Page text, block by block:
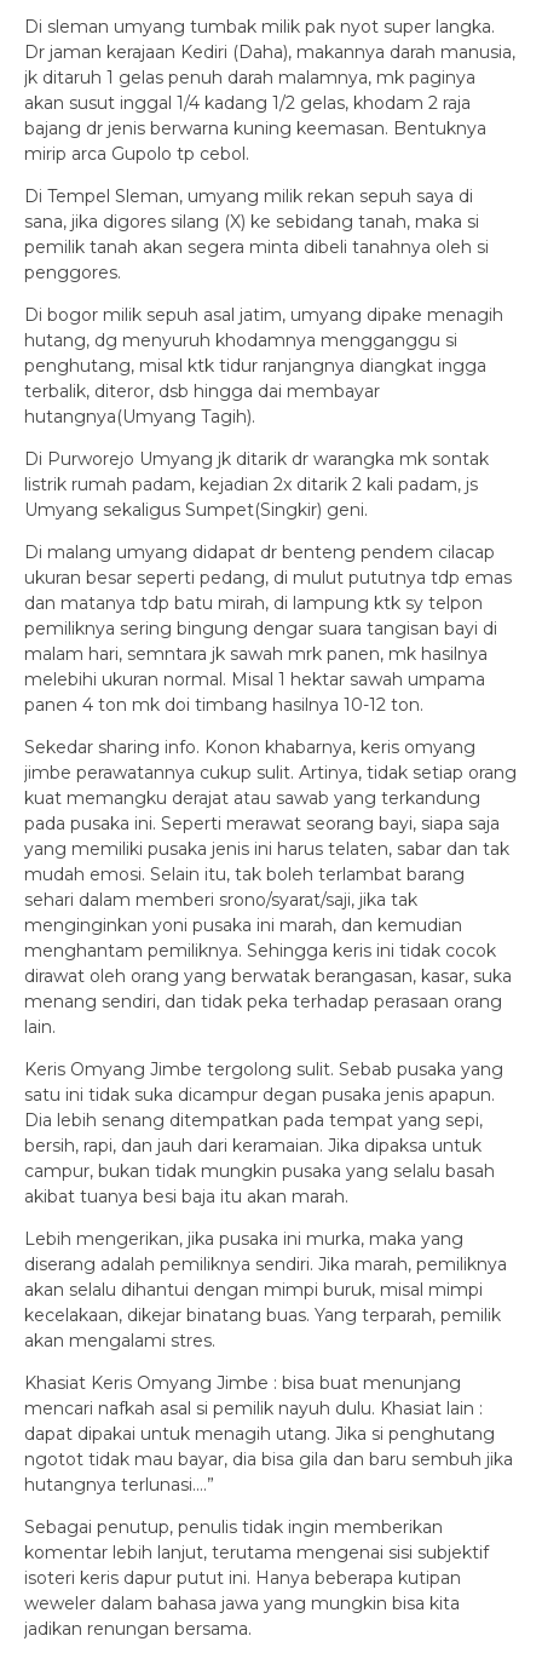
Di sleman umyang tumbak milik pak nyot super langka.
Dr jaman kerajaan Kediri (Daha), makannya darah manusia,
jk ditaruh 1 gelas penuh darah malamnya, mk paginya
akan susut inggal 1/4 kadang 1/2 gelas, khodam 2 raja
bajang dr jenis berwarna kuning keemasan. Bentuknya
mirip arca Gupolo tp cebol.
Di Tempel Sleman, umyang milik rekan sepuh saya di
sana, jika digores silang (X) ke sebidang tanah, maka si
pemilik tanah akan segera minta dibeli tanahnya oleh si
penggores.
Di bogor milik sepuh asal jatim, umyang dipake menagih
hutang, dg menyuruh khodamnya mengganggu si
penghutang, misal ktk tidur ranjangnya diangkat ingga
terbalik, diteror, dsb hingga dai membayar
hutangnya(Umyang Tagih).
Di Purworejo Umyang jk ditarik dr warangka mk sontak
listrik rumah padam, kejadian 2x ditarik 2 kali padam, js
Umyang sekaligus Sumpet(Singkir) geni.
Di malang umyang didapat dr benteng pendem cilacap
ukuran besar seperti pedang, di mulut pututnya tdp emas
dan matanya tdp batu mirah, di lampung ktk sy telpon
pemiliknya sering bingung dengar suara tangisan bayi di
malam hari, semntara jk sawah mrk panen, mk hasilnya
melebihi ukuran normal. Misal 1 hektar sawah umpama
panen 4 ton mk doi timbang hasilnya 10-12 ton.
Sekedar sharing info. Konon khabarnya, keris omyang
jimbe perawatannya cukup sulit. Artinya, tidak setiap orang
kuat memangku derajat atau sawab yang terkandung
pada pusaka ini. Seperti merawat seorang bayi, siapa saja
yang memiliki pusaka jenis ini harus telaten, sabar dan tak
mudah emosi. Selain itu, tak boleh terlambat barang
sehari dalam memberi srono/syarat/saji, jika tak
menginginkan yoni pusaka ini marah, dan kemudian
menghantam pemiliknya. Sehingga keris ini tidak cocok
dirawat oleh orang yang berwatak berangasan, kasar, suka
menang sendiri, dan tidak peka terhadap perasaan orang
lain.
Keris Omyang Jimbe tergolong sulit. Sebab pusaka yang
satu ini tidak suka dicampur degan pusaka jenis apapun.
Dia lebih senang ditempatkan pada tempat yang sepi,
bersih, rapi, dan jauh dari keramaian. Jika dipaksa untuk
campur, bukan tidak mungkin pusaka yang selalu basah
akibat tuanya besi baja itu akan marah.
Lebih mengerikan, jika pusaka ini murka, maka yang
diserang adalah pemiliknya sendiri. Jika marah, pemiliknya
akan selalu dihantui dengan mimpi buruk, misal mimpi
kecelakaan, dikejar binatang buas. Yang terparah, pemilik
akan mengalami stres.
Khasiat Keris Omyang Jimbe : bisa buat menunjang
mencari nafkah asal si pemilik nayuh dulu. Khasiat lain :
dapat dipakai untuk menagih utang. Jika si penghutang
ngotot tidak mau bayar, dia bisa gila dan baru sembuh jika
hutangnya terlunasi….”
Sebagai penutup, penulis tidak ingin memberikan
komentar lebih lanjut, terutama mengenai sisi subjektif
isoteri keris dapur putut ini. Hanya beberapa kutipan
weweler dalam bahasa jawa yang mungkin bisa kita
jadikan renungan bersama.